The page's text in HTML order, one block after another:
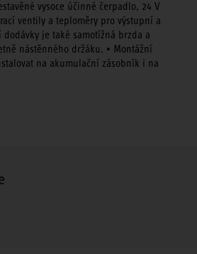
vysoce účinné čerpadlo, 24 V
ventily a teploměry pro výstupní a
dodávky je také samotížná brzda a
nástěnného držáku. • Montážní
na akumulační zásobník i na